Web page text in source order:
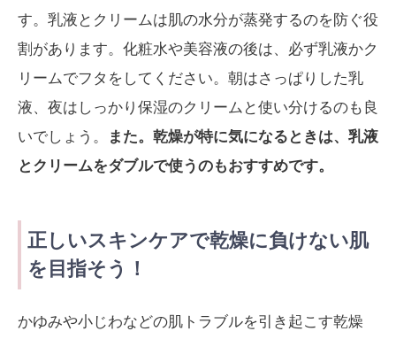
す。乳液とクリームは肌の水分が蒸発するのを防ぐ役
割があります。化粧水や美容液の後は、必ず乳液かク
リームでフタをしてください。朝はさっぱりした乳
液、夜はしっかり保湿のクリームと使い分けるのも良
いでしょう。
また。乾燥が特に気になるときは、乳液
とクリームをダブルで使うのもおすすめです。
正しいスキンケアで乾燥に負けない肌
を目指そう！
かゆみや小じわなどの肌トラブルを引き起こす乾燥